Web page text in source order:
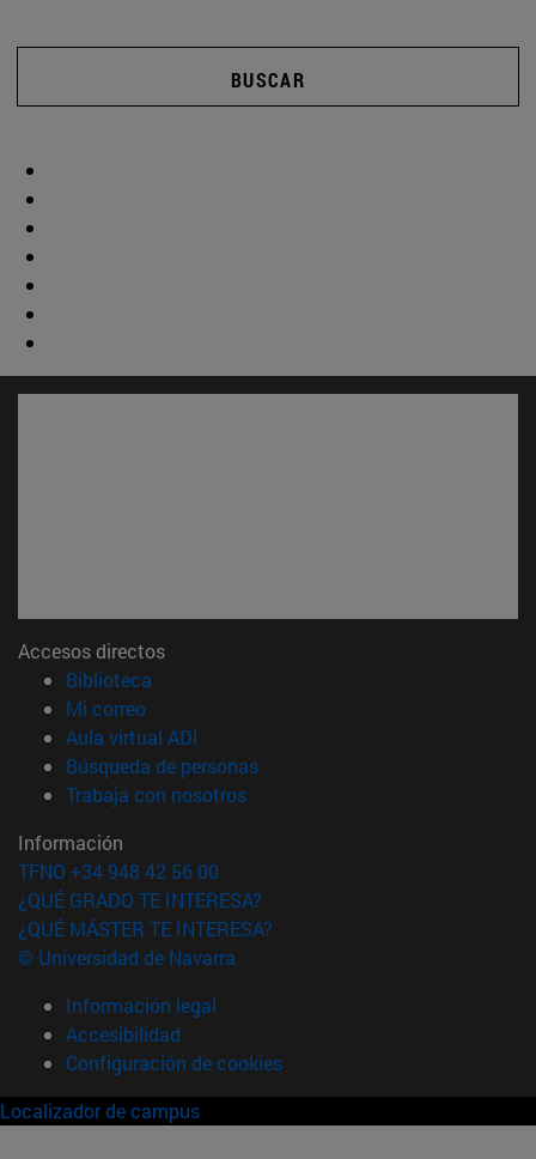
BUSCAR
Accesos directos
Biblioteca
Mi correo(abre en nueva ventana)
Aula virtual ADI
Búsqueda de personas(abre en nueva ventana)
Trabaja con nosotros(abre en nueva ventana)
Información
TFNO +34 948 42 56 00
¿QUÉ GRADO TE INTERESA?
¿QUÉ MÁSTER TE INTERESA?
© Universidad de Navarra
Información legal
Accesibilidad
Configuración de cookies
Localizador de campus